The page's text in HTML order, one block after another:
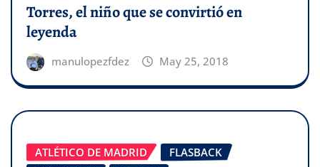
Torres, el niño que se convirtió en
leyenda
manulopezfdez May 25, 2018
ATLÉTICO DE MADRID
FLASBACK